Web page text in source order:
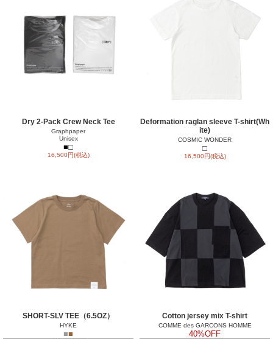
Dry 2-Pack Crew Neck Tee
Graphpaper
Unisex
■□
16,500円(税込)
Deformation raglan sleeve T-shirt(Wh
ite)
COSMIC WONDER
□
16,500円(税込)
SHORT-SLV TEE（6.5OZ）
HYKE
■■
Cotton jersey mix T-shirt
COMME des GARCONS HOMME
40%OFF